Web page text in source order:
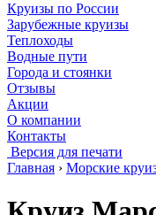
Круизы по России
Зарубежные круизы
Теплоходы
Водные пути
Города и стоянки
Отзывы
Акции
О компании
Контакты
Версия для печати
Главная › Морские